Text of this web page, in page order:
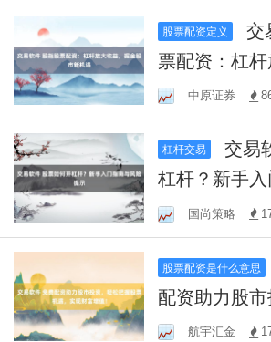
股票配资定义
交易软件 股指股
票配资：杠
金股市新机遇
中原证券
杠杆交易
交易软件 股票如何开
杠杆？新手
提示国尚策略
股票配资是什么意思
配资助力股
握股票机遇，
航宇汇金